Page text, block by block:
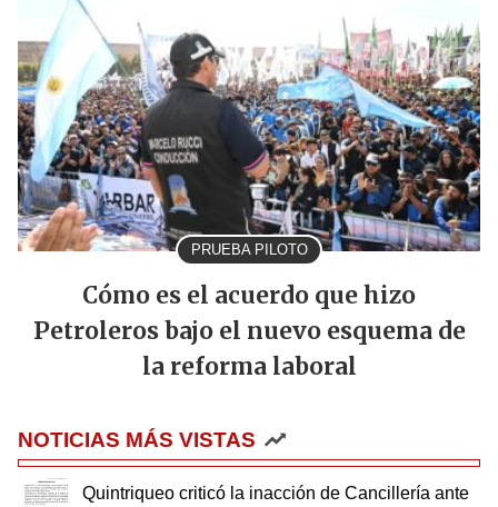
PRUEBA PILOTO
Cómo es el acuerdo que hizo
Petroleros bajo el nuevo esquema de
la reforma laboral
NOTICIAS MÁS VISTAS
Quintriqueo criticó la inacción de Cancillería ante